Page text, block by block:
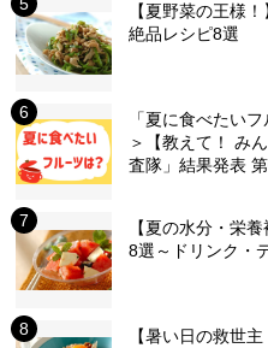
【夏野菜の王様
絶品レシピ8選
「夏に食べたい
＞【教えて！ み
査隊」結果発表 第
【夏の水分・栄
8選～ドリンク・
【暑い日の救世